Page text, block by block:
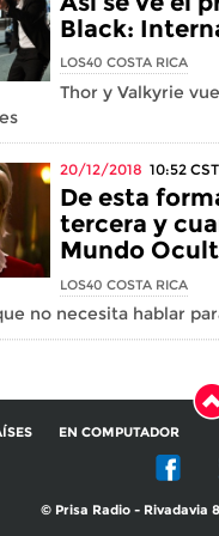
Black:
LOS40 COSTA RICA
Thor y Valkyrie
20/12/2018 10:52 CST
De esta
tercera y
Mundo
LOS40 COSTA RICA
no necesita hablar
EN COMPUTADOR
© Prisa Radio - Rivadavia